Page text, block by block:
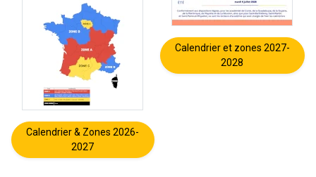
Calendrier & Zones 2026-
2027
Calendrier et zones 2027-
2028